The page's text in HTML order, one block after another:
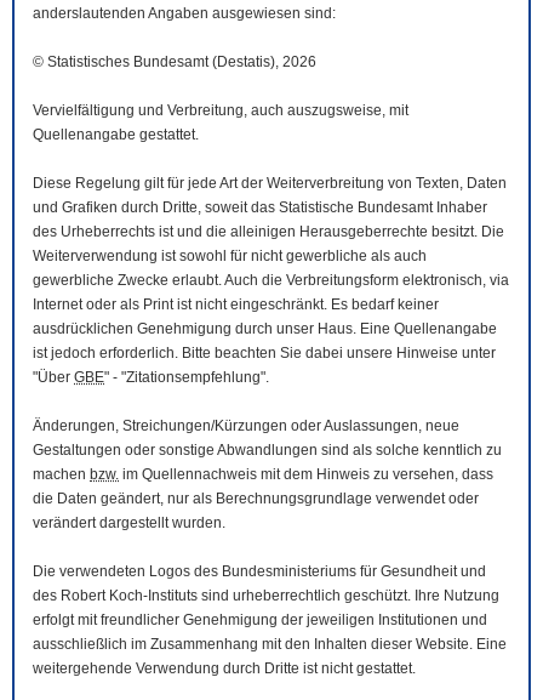
anderslautenden Angaben ausgewiesen sind:
© Statistisches Bundesamt (Destatis), 2026
Vervielfältigung und Verbreitung, auch auszugsweise, mit
Quellenangabe gestattet.
Diese Regelung gilt für jede Art der Weiterverbreitung von Texten, Daten
und Grafiken durch Dritte, soweit das Statistische Bundesamt Inhaber
des Urheberrechts ist und die alleinigen Herausgeberrechte besitzt. Die
Weiterverwendung ist sowohl für nicht gewerbliche als auch
gewerbliche Zwecke erlaubt. Auch die Verbreitungsform elektronisch, via
Internet oder als Print ist nicht eingeschränkt. Es bedarf keiner
ausdrücklichen Genehmigung durch unser Haus. Eine Quellenangabe
ist jedoch erforderlich. Bitte beachten Sie dabei unsere Hinweise unter
"Über GBE" - "Zitationsempfehlung".
Änderungen, Streichungen/Kürzungen oder Auslassungen, neue
Gestaltungen oder sonstige Abwandlungen sind als solche kenntlich zu
machen bzw. im Quellennachweis mit dem Hinweis zu versehen, dass
die Daten geändert, nur als Berechnungsgrundlage verwendet oder
verändert dargestellt wurden.
Die verwendeten Logos des Bundesministeriums für Gesundheit und
des Robert Koch-Instituts sind urheberrechtlich geschützt. Ihre Nutzung
erfolgt mit freundlicher Genehmigung der jeweiligen Institutionen und
ausschließlich im Zusammenhang mit den Inhalten dieser Website. Eine
weitergehende Verwendung durch Dritte ist nicht gestattet.